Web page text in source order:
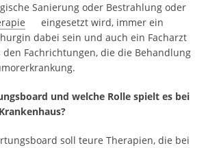
Sanierung oder Bestrahlung oder
eingesetzt wird, immer ein
dabei sein und auch ein Facharzt
den Fachrichtungen, die die Behandlung
und welche Rolle spielt es bei
soll teure Therapien, die bei